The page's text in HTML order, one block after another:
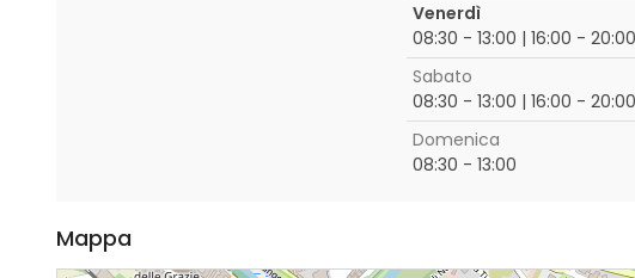
Venerdì
08:30 - 13:00 | 16:00 - 20:00
Sabato
08:30 - 13:00 | 16:00 - 20:00
Domenica
08:30 - 13:00
Mappa